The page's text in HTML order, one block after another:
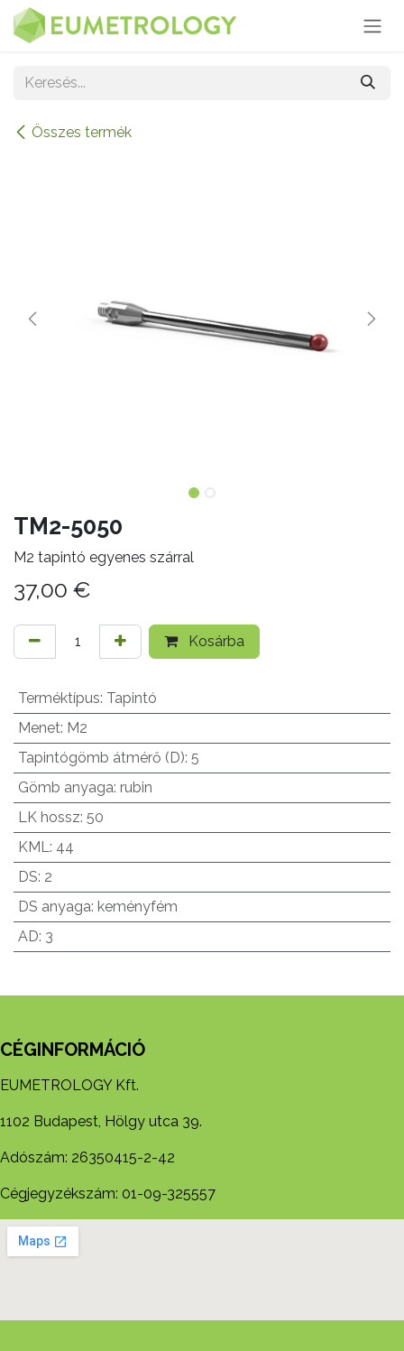
Kihagyás és továbblépés a tartalomhoz
Összes termék
TM2-5050
M2 tapintó egyenes szárral
37,00 €
Kosárba
Terméktípus: Tapintó
Menet: M2
Tapintógömb átmérő (D): 5
Gömb anyaga: rubin
LK hossz: 50
KML: 44
DS: 2
DS anyaga: keményfém
AD: 3
CÉGINFORMÁCIÓ
EUMETROLOGY Kft.
1102 Budapest, Hölgy utca 39.
Adószám: 26350415-2-42
Cégjegyzékszám: 01-09-325557